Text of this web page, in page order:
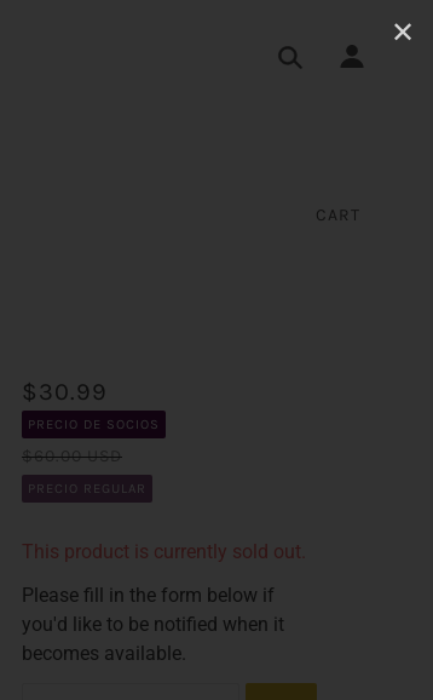
CART
$30.99
PRECIO DE SOCIOS
$60.00 USD
PRECIO REGULAR
This product is currently sold out.
Please fill in the form below if
you'd like to be notified when it
becomes available.
✕